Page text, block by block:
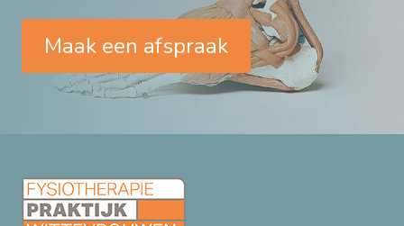
Maak een afspraak